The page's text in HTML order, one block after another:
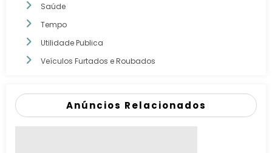
Saúde
Tempo
Utilidade Publica
Veículos Furtados e Roubados
Anúncios Relacionados